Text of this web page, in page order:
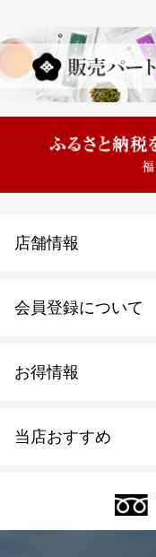
当店おすすめ
式部の香りシリーズ
お得情報
会員登録について
会員規約について
店舗情報